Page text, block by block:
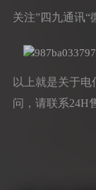
关注”四九通讯
以上就是关于
问，请联系24H